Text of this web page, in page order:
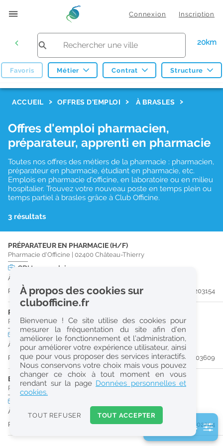
Connexion Inscription
20km
Favoris Métier Contrat Structure
Réinitialiser
2
0
k
Consulter les offres de la France d'outre-mer
ACCUEIL OFFRES D'EMPLOI À BRASLES
Offres d'emploi pharmacien,
préparateur, apprenti en pharmacie
Toutes nos offres des métiers de la pharmacie : pharmacien,
préparateur en pharmacie, étudiant en pharmacie, etc.
Emplois en pharmacie d'officine, en laboratoire ou en milieu
hospitalier. Trouvez votre nouveau poste en temps plein ou
temps partiel à brasles grâce à Club Officine.
3 résultats
PRÉPARATEUR EN PHARMACIE (H/F)
Pharmacie d'Officine 02400 Château-Thierry
CDI temps plein
À partir du 30/08/26
Publiée il y a 10 jour(s)
#203154
PHARMACIEN (H/F)
Pharmacie d'Officine|02310 Nogent-L'Artaud
temps plein
À partir du 30/08/26
Publiée il y a 11 jour(s)
#203609
ETUDIANT EN PHARMACIE (H/F)
Pharmacie d'Officine 02400 Château-Thierry
À partir du 31/08/26
Publiée il y a 31 jour(s)
#202294
2 filtre(s) actifs
À propos des cookies sur
clubofficine.fr
Bienvenue ! Ce site utilise des cookies pour
mesurer la fréquentation du site afin d’en
améliorer le fonctionnement et l’administration,
pour améliorer votre expérience utilisateur, ainsi
que pour vous proposer des services interactifs.
Nous conservons votre choix mais vous pouvez
changer ce choix à tout moment en vous
rendant sur la page Données personnelles et
cookies.
TOUT REFUSER TOUT ACCEPTER